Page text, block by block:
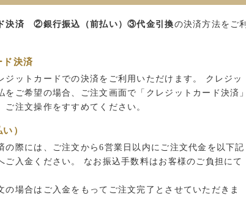
決済 ②銀行振込（前払い）③代金引換の決済方法をご利
決済
ジットカードでの決済をご利用いただけます。 クレジッ
をご希望の場合、ご注文画面で「クレジットカード決済」
ご注文操作をすすめてください。
）
の際には、ご注文から6営業日以内にご注文代金を以下記
ご入金ください。 なお振込手数料はお客様のご負担にて
の場合はご入金をもってご注文完了とさせていただきま